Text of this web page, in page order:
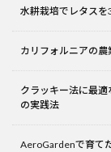
水耕栽培でレタス
カリフォルニアの
クラッキー法に最
の実践法
AeroGardenで育て